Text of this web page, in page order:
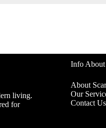
living.
for
Info
About
Our
Contact Us